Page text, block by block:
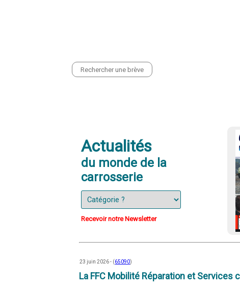
Actualités
du monde de la
carrosserie
Recevoir notre Newsletter
23 juin 2026 - (65090)
La FFC Mobilité Réparation et